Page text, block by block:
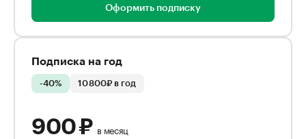
Оформить подписку
Подписка на год
-40% 10 800₽ в год
900 ₽ в месяц